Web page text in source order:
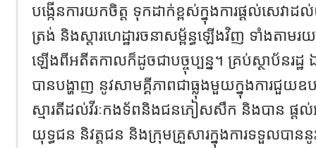
បង្កើនការយកចិត្ត ទុកដាក់ខ្ពស់ក្នុងការផ្តល់សេវា
ត្រង់ និងស្តារហេដ្ឋារចនាសម្ព័ន្ធឡើងវិញ ទាំងតាម
ឡើងពីអតីតកាលក៏ដូចជាបច្ចុប្បន្ន។ គ្រប់ស្ថាប័នរដ្
បានបង្ហាញ នូវសាមគ្គីភាពជាធ្លុងមួយក្នុងការជួយឧបត្
ស្មារតីដល់វីរៈកងទ័ពនិងជនភៀសសឹក និងបាន ផ្ត
យុទ្ធជន និវត្តជន និងក្រុមគ្រួសារក្នុងការទទួលបាន